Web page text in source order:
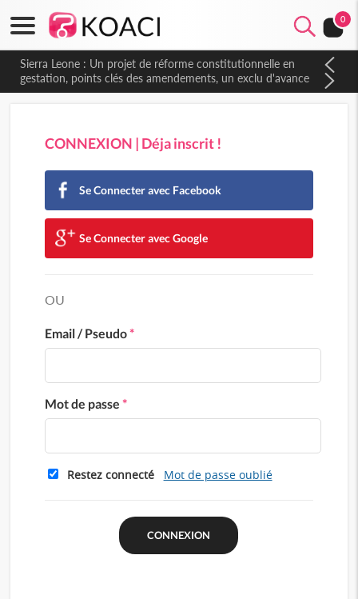
0
Sierra Leone : Un projet de réforme constitutionnelle en
gestation, points clés des amendements, un exclu d'avance
CONNEXION | Déja inscrit !
Se Connecter avec Facebook
Se Connecter avec Google
OU
Email / Pseudo*
Mot de passe *
Restez connecté Mot de passe oublié